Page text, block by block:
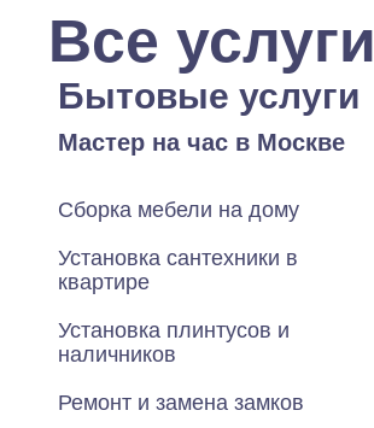
Все услуги
Бытовые услуги
Мастер на час в Москве
Сборка мебели на дому
Установка сантехники в
квартире
Установка плинтусов и
наличников
Ремонт и замена замков